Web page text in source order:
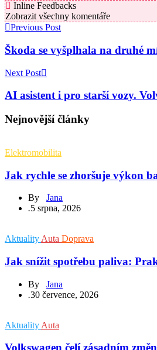
Inline Feedbacks
Zobrazit všechny komentáře
Previous Post
Škoda se vyšplhala na druhé
Next Post
AI asistent i pro starší vozy.
Nejnovější články
Elektromobilita
Jak rychle se zhoršuje výkon
By Jana
.5 srpna, 2026
Aktuality Auta Doprava
Jak snížit spotřebu paliva:
By Jana
.30 července, 2026
Aktuality Auta